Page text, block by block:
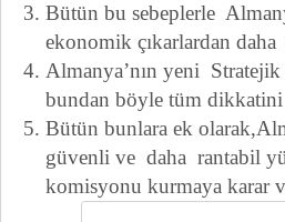
Bütün bu sebeplerle
ekonomik çıkarlardan
Almanya’nın yeni
bundan böyle tüm
Bütün bunlara ek
güvenli ve daha rantabil
komisyonu kurmaya karar